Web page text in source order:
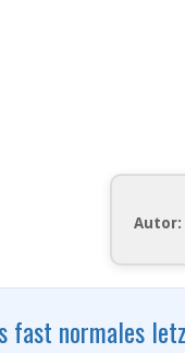
Autor:
fast normales